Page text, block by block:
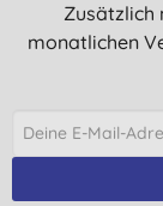
Zusätzlich
monatlichen